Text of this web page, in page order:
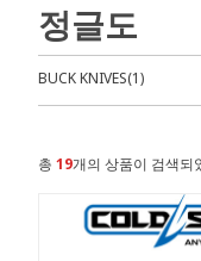
정글도
BUCK KNIVES(1)
총 19개의 상품이 검색되